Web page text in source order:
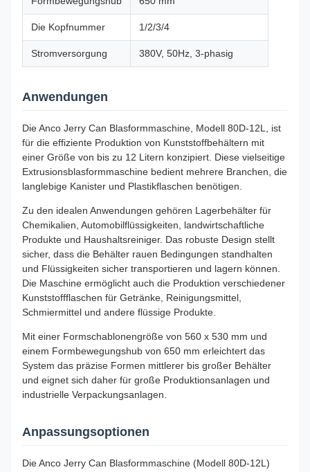
Die Kopfnummer 1/2/3/4
Stromversorgung 380V, 50Hz, 3-phasig
Anwendungen
Die Anco Jerry Can Blasformmaschine, Modell 80D-12L, ist
für die effiziente Produktion von Kunststoffbehältern mit
einer Größe von bis zu 12 Litern konzipiert. Diese vielseitige
Extrusionsblasformmaschine bedient mehrere Branchen, die
langlebige Kanister und Plastikflaschen benötigen.
Zu den idealen Anwendungen gehören Lagerbehälter für
Chemikalien, Automobilflüssigkeiten, landwirtschaftliche
Produkte und Haushaltsreiniger. Das robuste Design stellt
sicher, dass die Behälter rauen Bedingungen standhalten
und Flüssigkeiten sicher transportieren und lagern können.
Die Maschine ermöglicht auch die Produktion verschiedener
Kunststoffflaschen für Getränke, Reinigungsmittel,
Schmiermittel und andere flüssige Produkte.
Mit einer Formschablonengröße von 560 x 530 mm und
einem Formbewegungshub von 650 mm erleichtert das
System das präzise Formen mittlerer bis großer Behälter
und eignet sich daher für große Produktionsanlagen und
industrielle Verpackungsanlagen.
Anpassungsoptionen
Die Anco Jerry Can Blasformmaschine (Modell 80D-12L)